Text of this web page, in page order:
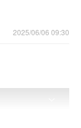
2025/06/06 09:30